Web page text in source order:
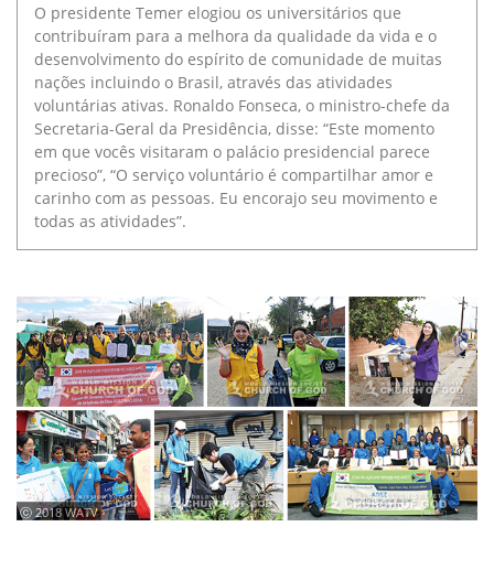
O presidente Temer elogiou os universitários que
contribuíram para a melhora da qualidade da vida e o
desenvolvimento do espírito de comunidade de muitas
nações incluindo o Brasil, através das atividades
voluntárias ativas. Ronaldo Fonseca, o ministro-chefe da
Secretaria-Geral da Presidência, disse: “Este momento
em que vocês visitaram o palácio presidencial parece
precioso”, “O serviço voluntário é compartilhar amor e
carinho com as pessoas. Eu encorajo seu movimento e
todas as atividades”.
ⓒ 2018 WATV